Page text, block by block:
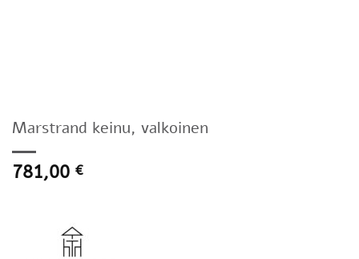
Marstrand keinu, valkoinen
781,00 €